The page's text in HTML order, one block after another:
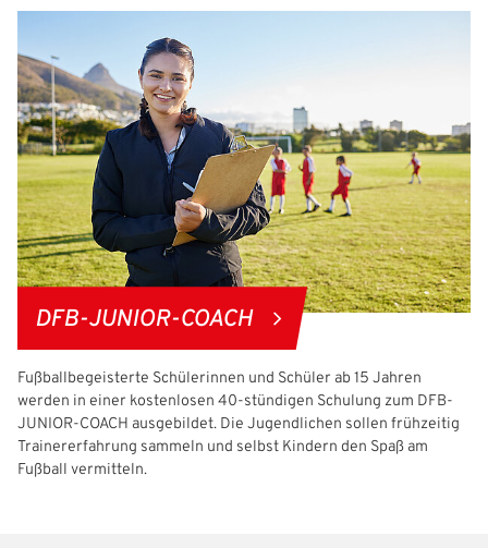
DFB-JUNIOR-COACH
Fußballbegeisterte Schülerinnen und Schüler ab 15 Jahren
werden in einer kostenlosen 40-stündigen Schulung zum DFB-
JUNIOR-COACH ausgebildet. Die Jugendlichen sollen frühzeitig
Trainererfahrung sammeln und selbst Kindern den Spaß am
Fußball vermitteln.